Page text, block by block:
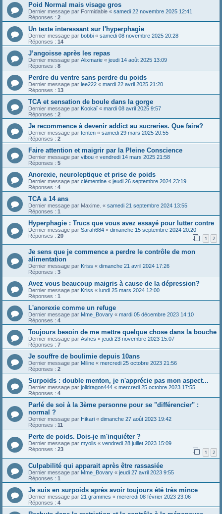
Poid Normal mais visage gros
Dernier message par Formidable « samedi 22 novembre 2025 12:41
Réponses : 2
Un texte interessant sur l'hyperphagie
Dernier message par bobbi « samedi 08 novembre 2025 20:28
Réponses : 14
J’angoisse après les repas
Dernier message par Alixmarie « jeudi 14 août 2025 13:09
Réponses : 8
Perdre du ventre sans perdre du poids
Dernier message par lee222 « mardi 22 avril 2025 21:20
Réponses : 13
TCA et sensation de boule dans la gorge
Dernier message par Kookaï « mardi 08 avril 2025 9:57
Réponses : 2
Je recommence à devenir addict au sucreries. Que faire?
Dernier message par tenten « samedi 29 mars 2025 20:55
Réponses : 2
Faire attention et maigrir par la Pleine Conscience
Dernier message par vibou « vendredi 14 mars 2025 21:58
Réponses : 5
Anorexie, neuroleptique et prise de poids
Dernier message par clémentine « jeudi 26 septembre 2024 23:19
Réponses : 4
TCA a 14 ans
Dernier message par Maxime. « samedi 21 septembre 2024 13:55
Réponses : 1
Hyperphagie : Trucs que vous avez essayé pour lutter contre
Dernier message par Sarah684 « dimanche 15 septembre 2024 20:20
Réponses : 20 1 2
Je sens que je commence a perdre le contrôle de mon
alimentation
Dernier message par Kriss « dimanche 21 avril 2024 17:26
Réponses : 3
Avez vous beaucoup maigris à cause de la dépression?
Dernier message par Kriss « lundi 25 mars 2024 12:00
Réponses : 1
L'anorexie comme un refuge
Dernier message par Mme_Bovary « mardi 05 décembre 2023 14:10
Réponses : 4
Toujours besoin de me mettre quelque chose dans la bouche
Dernier message par Ashes « jeudi 23 novembre 2023 15:07
Réponses : 7
Je souffre de boulimie depuis 10ans
Dernier message par Miline « mercredi 25 octobre 2023 21:56
Réponses : 2
Surpoids : double menton, je n'apprécie pas mon aspect...
Dernier message par jolidragon444 « mercredi 25 octobre 2023 17:55
Réponses : 4
Parlé de soi à la 3ème personne pour se "différencier" :
normal ?
Dernier message par Hikari « dimanche 27 août 2023 19:42
Réponses : 11
Perte de poids. Dois-je m'inquiéter ?
Dernier message par myolis « vendredi 28 juillet 2023 15:09
Réponses : 23 1 2
Culpabilité qui apparait après être rassasiée
Dernier message par Mme_Bovary « jeudi 27 avril 2023 9:55
Réponses : 1
Je suis en surpoids après avoir toujours été très mince
Dernier message par 21 grammes « mercredi 08 février 2023 23:06
Réponses : 4